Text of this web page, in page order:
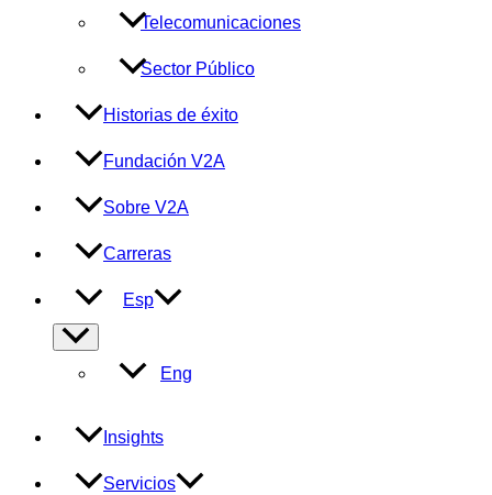
Telecomunicaciones
Sector Público
Historias de éxito
Fundación V2A
Sobre V2A
Carreras
Esp
Alternar
menú
Eng
Insights
Servicios